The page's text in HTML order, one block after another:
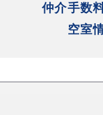
仲介手数
空室